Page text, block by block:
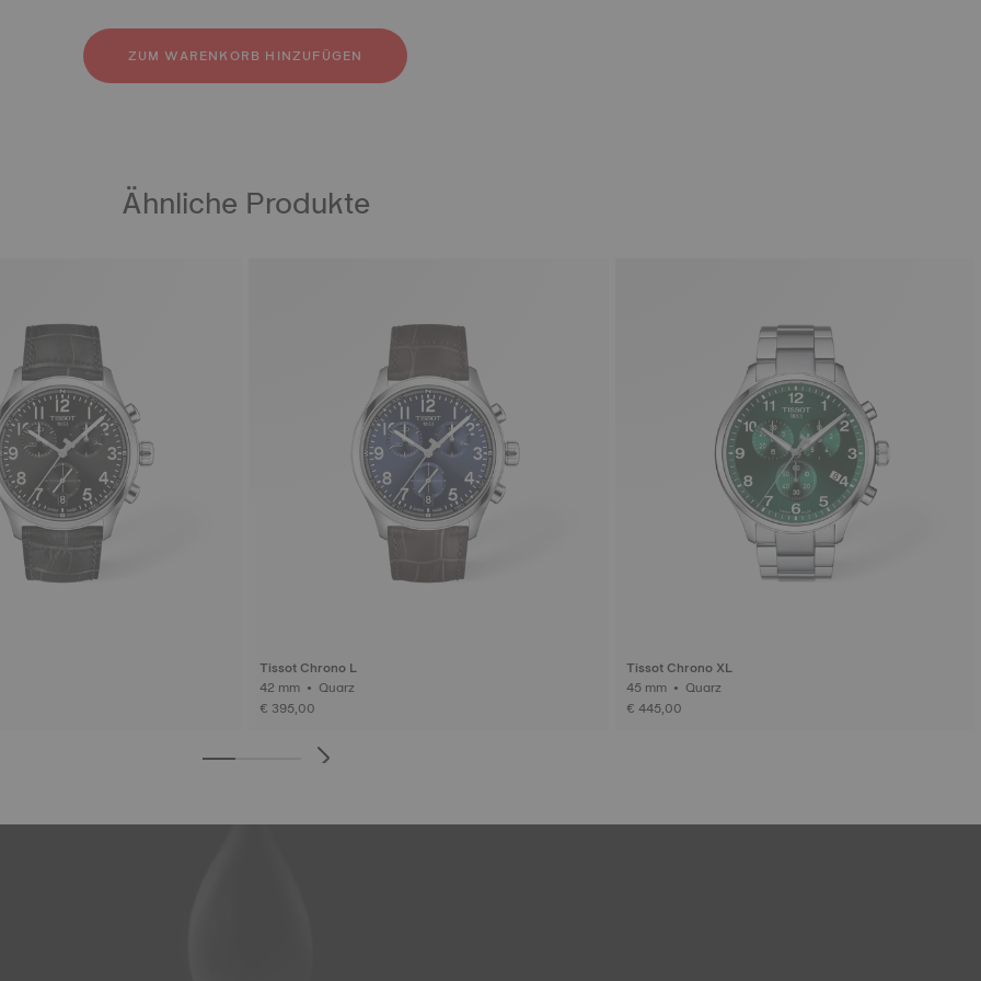
Edelstahl
ZUM WARENKORB HINZUFÜGEN
Ähnliche Produkte
Tissot Chrono L
42 mm • Quarz
€ 395,00
Tissot Chrono XL
45 mm • Quarz
€ 445,00